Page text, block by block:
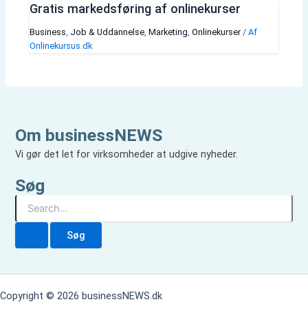
Gratis markedsføring af onlinekurser
Business Job & Uddannelse, Marketing Onlinekurser/ Af
Onlinekursus.dk
Om businessNEWS
Vi gør det let for virksomheder at udgive nyheder.
Søg
r
Copyright © 2026 businessNEWS.dk